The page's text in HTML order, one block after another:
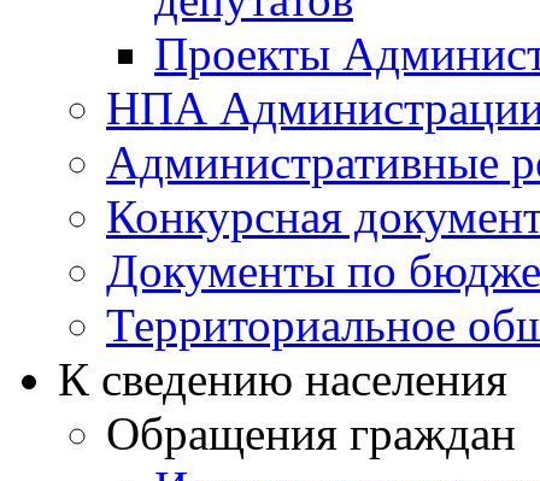
Проекты
НПА
Административные
Конкурсная
Документы по
Территориальное
К сведению населения
Обращения граждан